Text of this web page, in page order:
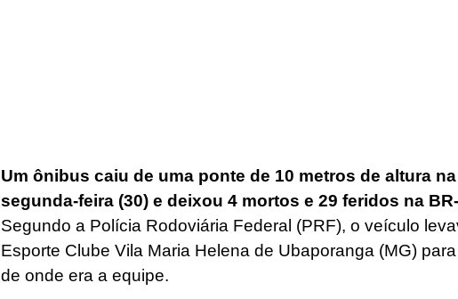
Um ônibus caiu de uma ponte de 10 metros de altura
segunda-feira (30) e deixou 4 mortos e 29 feridos na
Segundo a Polícia Rodoviária Federal (PRF), o veículo
Esporte Clube Vila Maria Helena de Ubaporanga (MG)
de onde era a equipe.